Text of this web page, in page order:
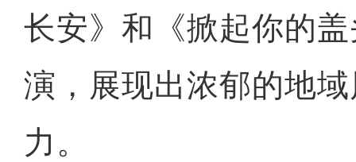
长安》和《掀起你的
演，展现出浓郁的地
力。